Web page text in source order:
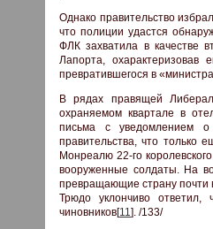
Однако правительство
что полиции удастся
ФЛК захватила в качестве
Лапорта, охарактеризовав
превратившегося в
В рядах правящей
охраняемом квартале в
письма с уведомлением о
правительства, что только
Монреалю 22-го
вооруженные солдаты. На
превращающие страну почти
Трюдо уклончиво
чиновников[11 ]. /133/